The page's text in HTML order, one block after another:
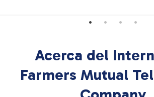
Acerca del
Farmers Mutual